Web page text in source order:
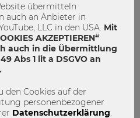
sagen!
übermitteln
auch an Anbieter in
LLC in den USA. Mit
AKZEPTIEREN“
auch in die Übermittlung
Abs 1 lit a DSGVO an
den Cookies auf der
personenbezogener
Datenschutzerklärung